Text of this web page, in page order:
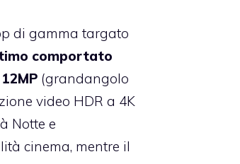
di gamma targato
comportato
(grandangolo
video HDR a 4K
Notte e
cinema, mentre il